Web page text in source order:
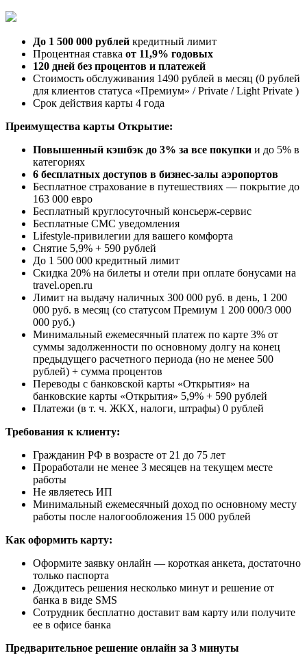
До 1 500 000 рублей кредитный лимит
Процентная ставка от 11,9% годовых
120 дней без процентов и платежей
Стоимость обслуживания 1490 рублей в месяц (0 рублей
для клиентов статуса «Премиум» / Private / Light Private )
Срок действия карты 4 года
Преимущества карты Открытие:
Повышенный кэшбэк до 3% за все покупки и до 5% в
категориях
6 бесплатных доступов в бизнес-залы аэропортов
Бесплатное страхование в путешествиях — покрытие до
163 000 евро
Бесплатный круглосуточный консьерж-сервис
Бесплатные СМС уведомления
Lifestyle-привилегии для вашего комфорта
Снятие 5,9% + 590 рублей
До 1 500 000 кредитный лимит
Скидка 20% на билеты и отели при оплате бонусами на
travel.open.ru
Лимит на выдачу наличных 300 000 руб. в день, 1 200
000 руб. в месяц (со статусом Премиум 1 200 000/3 000
000 руб.)
Минимальный ежемесячный платеж по карте 3% от
суммы задолженности по основному долгу на конец
предыдущего расчетного периода (но не менее 500
рублей) + сумма процентов
Переводы с банковской карты «Открытия» на
банковские карты «Открытия» 5,9% + 590 рублей
Платежи (в т. ч. ЖКХ, налоги, штрафы) 0 рублей
Требования к клиенту:
Гражданин РФ в возрасте от 21 до 75 лет
Проработали не менее 3 месяцев на текущем месте
работы
Не являетесь ИП
Минимальный ежемесячный доход по основному месту
работы после налогообложения 15 000 рублей
Как оформить карту:
Оформите заявку онлайн — короткая анкета, достаточно
только паспорта
Дождитесь решения несколько минут и решение от
банка в виде SMS
Сотрудник бесплатно доставит вам карту или получите
ее в офисе банка
Предварительное решение онлайн за 3 минуты